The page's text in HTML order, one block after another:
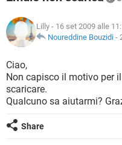
TIKTOK
HARDWARE
INSTAGRAM
TIKTOK
HARDWARE
INTRATTENIMENTO
iOS
INSTAGRAM
TIKTOK
HARDWARE
COVID-19
INTRATTENIMENTO
iOS
INSTAGRAM
HARDWARE
GLOSSARIO
COVID-19
INTRATTENIMENTO
iOS
INSTAGRAM
Lilly - 16 set 2009 alle
Noureddine Bouzidi -
Ciao,
Non capisco il motivo per
scaricare.
Qualcuno sa aiutarmi?
Share